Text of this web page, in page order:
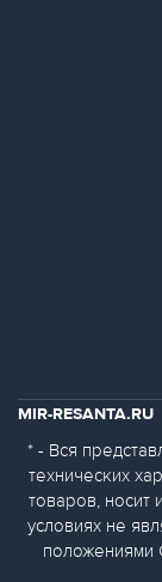
MIR-RESANTA.RU
* - Вся
технических
товаров, носит
условиях не
положениями